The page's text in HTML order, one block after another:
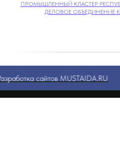
ПРОМЫШЛЕННЫЙ КЛАСТЕР
ДЕЛОВОЕ ОБЪЕДИНЕНИЕ
сайтов MUSTAIDA.RU